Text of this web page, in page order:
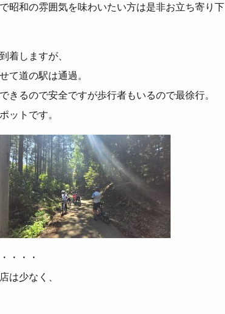
昭和の雰囲気を味わいたい方は是非お立ち寄り下
着しますが、
て道の駅は通過。
きるので安全ですが歩行者もいるので最徐行。
ットです。
・・・
は少なく、